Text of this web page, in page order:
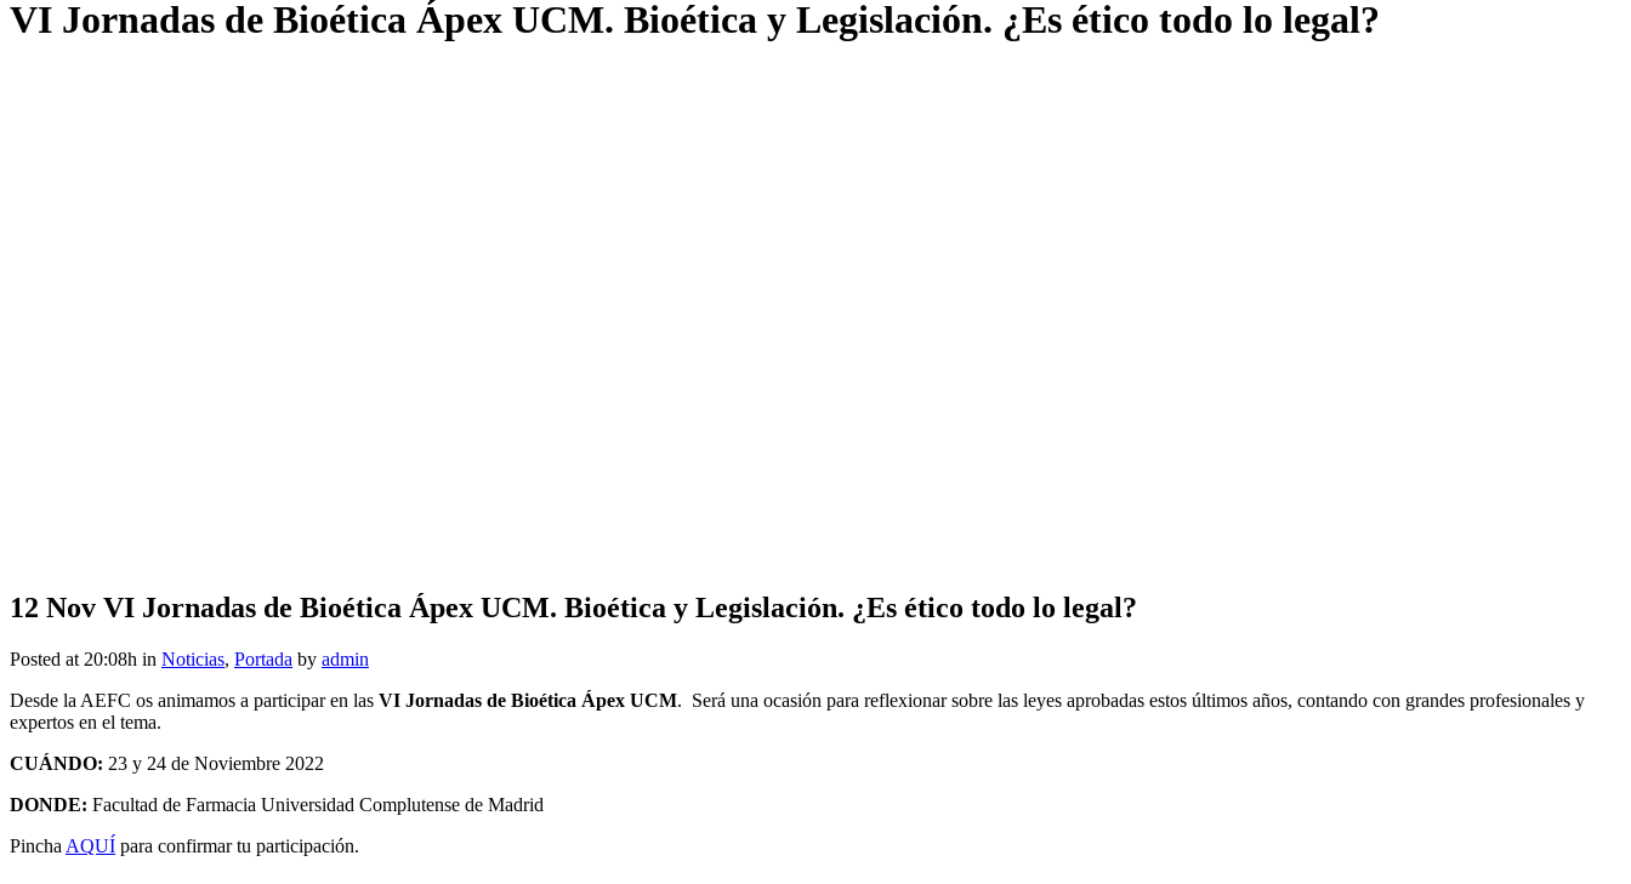
VI Jornadas de Bioética Ápex UCM. Bioética y Legislación. ¿Es ético todo lo legal?
12 Nov VI Jornadas de Bioética Ápex UCM. Bioética y Legislación. ¿Es ético todo lo legal?
Posted at 20:08h in Noticias, Portada by admin
Desde la AEFC os animamos a participar en las VI Jornadas de Bioética Ápex UCM. Será una ocasión para reflexionar sobre las leyes aprobadas estos últimos años, contando con grandes profesionales y
expertos en el tema.
CUÁNDO: 23 y 24 de Noviembre 2022
DONDE: Facultad de Farmacia Universidad Complutense de Madrid
Pincha AQUÍ para confirmar tu participación.